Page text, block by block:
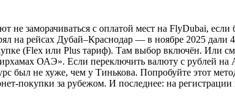
не заморачиваться с оплатой мест на FlyDubai,
на рейсах Дубай–Краснодар — в ноябре 2025
(Flex или Plus тариф). Там выбор включён. Или
ОАЭ». Если переключить валюту с рублей
был не хуже, чем у Тинькова. Попробуйте этот
покупки за рубежом. И последнее: на